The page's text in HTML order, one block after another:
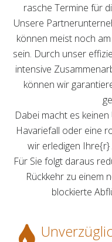
rasche Termine für
Unsere
können meist noch
sein. Durch unser
intensive
können wir
Dabei macht es
Havariefall oder eine
wir erledigen
Für Sie folgt daraus
Rückkehr zu einem
blockierte